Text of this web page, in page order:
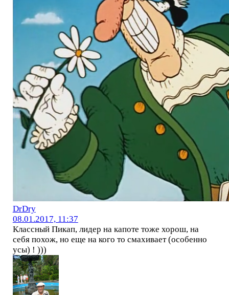
DrDry
08.01.2017, 11:37
Классный Пикап, лидер на капоте тоже хорош, на
себя похож, но еще на кого то смахивает (особенно
усы) ! )))